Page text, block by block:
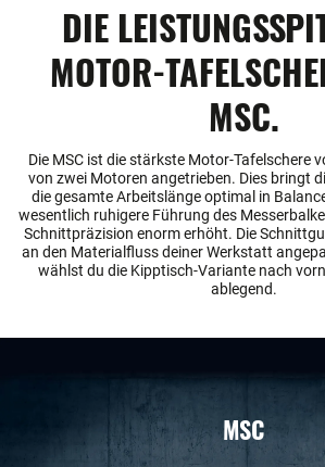
DIE
MOTOR-
MSC.
Die MSC ist die stärkste Motor-Tafelschere
von zwei Motoren angetrieben. Dies bringt
die gesamte Arbeitslänge optimal in
wesentlich ruhigere Führung des
Schnittpräzision enorm erhöht. Die
an den Materialfluss deiner Werkstatt
wählst du die Kipptisch-Variante nach
ablegend.
MSC